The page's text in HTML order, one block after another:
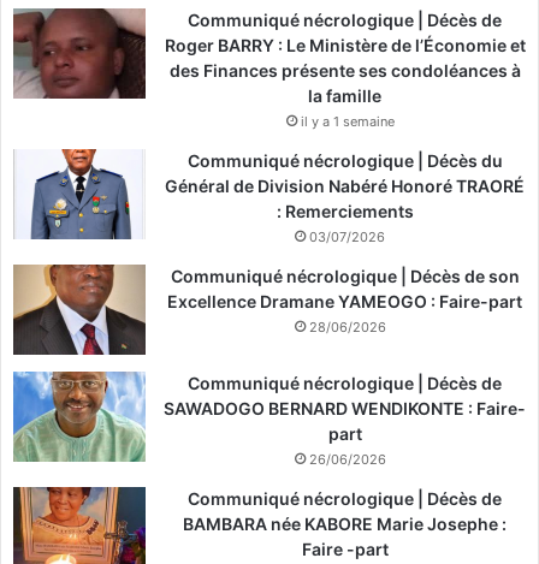
Communiqué nécrologique | Décès de
Roger BARRY : Le Ministère de l’Économie et
des Finances présente ses condoléances à
la famille
il y a 1 semaine
Communiqué nécrologique | Décès du
Général de Division Nabéré Honoré TRAORÉ
: Remerciements
03/07/2026
Communiqué nécrologique | Décès de son
Excellence Dramane YAMEOGO : Faire-part
28/06/2026
Communiqué nécrologique | Décès de
SAWADOGO BERNARD WENDIKONTE : Faire-
part
26/06/2026
Communiqué nécrologique | Décès de
BAMBARA née KABORE Marie Josephe :
Faire -part